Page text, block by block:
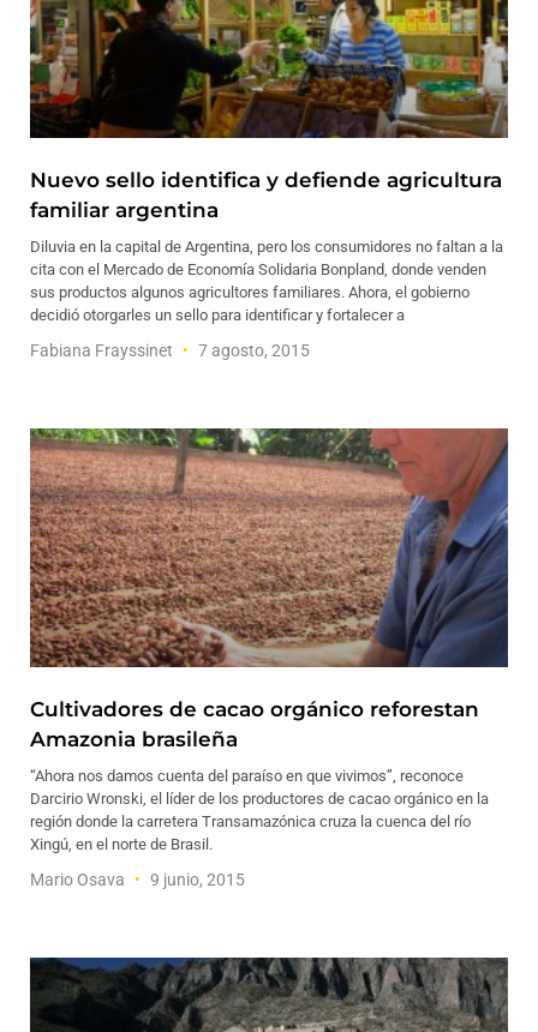
Nuevo sello identifica y defiende agricultura
familiar argentina
Diluvia en la capital de Argentina, pero los consumidores no faltan a la
cita con el Mercado de Economía Solidaria Bonpland, donde venden
sus productos algunos agricultores familiares. Ahora, el gobierno
decidió otorgarles un sello para identificar y fortalecer a
Fabiana Frayssinet 7 agosto, 2015
Cultivadores de cacao orgánico reforestan
Amazonia brasileña
“Ahora nos damos cuenta del paraíso en que vivimos”, reconoce
Darcirio Wronski, el líder de los productores de cacao orgánico en la
región donde la carretera Transamazónica cruza la cuenca del río
Xingú, en el norte de Brasil.
Mario Osava 9 junio, 2015